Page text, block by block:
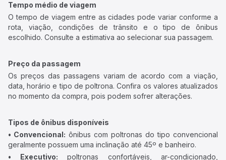
Tempo médio de viagem
O tempo de viagem entre as cidades pode variar conforme a
rota, viação, condições de trânsito e o tipo de ônibus
escolhido. Consulte a estimativa ao selecionar sua passagem.
Preço da passagem
Os preços das passagens variam de acordo com a viação,
data, horário e tipo de poltrona. Confira os valores atualizados
no momento da compra, pois podem sofrer alterações.
Tipos de ônibus disponíveis
• Convencional: ônibus com poltronas do tipo convencional
geralmente possuem uma inclinação até 45º e banheiro.
• Executivo: poltronas confortáveis, ar-condicionado,